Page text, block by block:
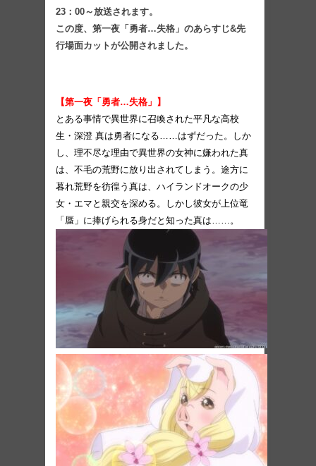
23：00～放送されます。
この度、第一夜「勇者…失格」のあらすじ&先
行場面カットが公開されました。
【第一夜「勇者…失格」】
とある事情で異世界に召喚された平凡な高校
生・深澄 真は勇者になる……はずだった。しか
し、理不尽な理由で異世界の女神に嫌われた真
は、不毛の荒野に放り出されてしまう。途方に
暮れ荒野を彷徨う真は、ハイランドオークの少
女・エマと親交を深める。しかし彼女が上位竜
「蜃」に捧げられる身だと知った真は……。